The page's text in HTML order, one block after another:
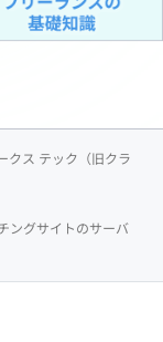
クス テック（旧クラ
ングサイトのサーバ